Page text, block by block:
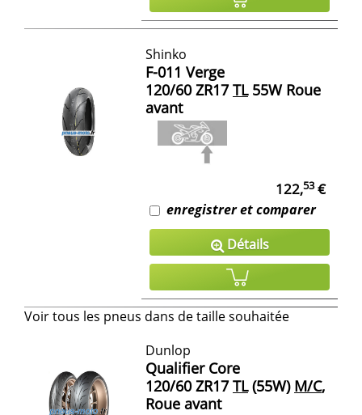
Shinko
F-011 Verge
120/60 ZR17 TL55W Roue
avant
122,53€
enregistrer et comparer
Détails
Voir tous les pneus dans de taille souhaitée
Dunlop
Qualifier Core
120/60 ZR17 TL(55W) M/C,
Roue avant